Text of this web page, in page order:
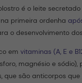
é o leite secretado
primeira ordenha
o desenvolvimento
emvitaminas (A, E e
magnésio e sódio),
que são anticorpos